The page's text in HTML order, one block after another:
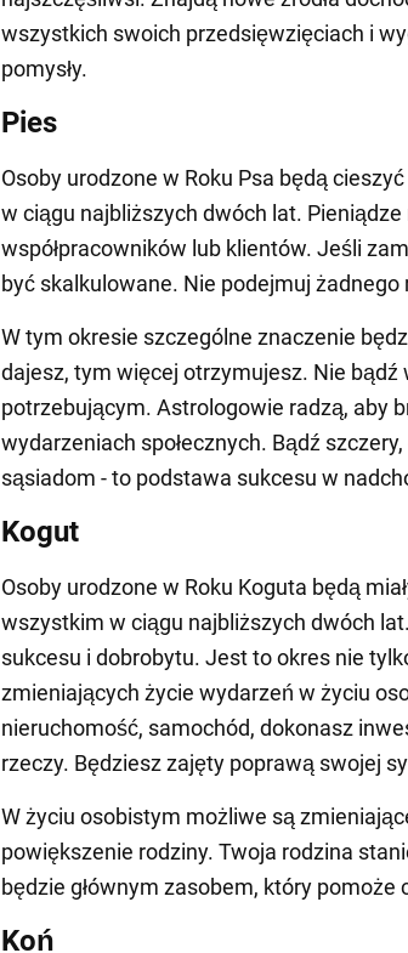
wszystkich swoich przedsięwzięciach i
pomysły.
Pies
Osoby urodzone w Roku Psa będą
w ciągu najbliższych dwóch lat.
współpracowników lub klientów. Jeśli
być skalkulowane. Nie podejmuj
W tym okresie szczególne znaczenie
dajesz, tym więcej otrzymujesz. Nie bądź
potrzebującym. Astrologowie radzą, aby
wydarzeniach społecznych. Bądź
sąsiadom - to podstawa sukcesu w
Kogut
Osoby urodzone w Roku Koguta będą
wszystkim w ciągu najbliższych dwóch
sukcesu i dobrobytu. Jest to okres nie
zmieniających życie wydarzeń w życiu
nieruchomość, samochód, dokonasz
rzeczy. Będziesz zajęty poprawą swojej
W życiu osobistym możliwe są
powiększenie rodziny. Twoja rodzina
będzie głównym zasobem, który pomoże
Koń